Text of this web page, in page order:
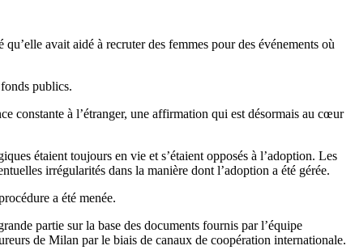
avait aidé à recruter des femmes pour des événements où
publics.
constante à l’étranger, une affirmation qui est désormais au cœur
étaient toujours en vie et s’étaient opposés à l’adoption. Les
irrégularités dans la manière dont l’adoption a été gérée.
a été menée.
partie sur la base des documents fournis par l’équipe
de Milan par le biais de canaux de coopération internationale.